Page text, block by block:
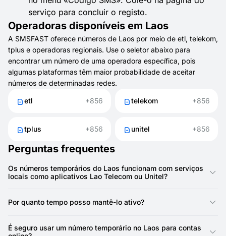
serviço para concluir o registo.
Operadoras disponíveis em Laos
A SMSFAST oferece números de Laos por meio de etl, telekom,
tplus e operadoras regionais. Use o seletor abaixo para
encontrar um número de uma operadora específica, pois
algumas plataformas têm maior probabilidade de aceitar
números de determinadas redes.
etl +856 telekom +856
tplus +856 unitel +856
Perguntas frequentes
Os números temporários do Laos funcionam com serviços
locais como aplicativos Lao Telecom ou Unitel?
SMS, você pode usar um número do Laos do SMSFAST. É
particularmente útil para testar carteiras eletrônicas locais ou
Por quanto tempo posso mantê-lo ativo?
Se você precisar por mais tempo, pode alugá-lo de 1 dia até 1
É seguro usar um número temporário no Laos para contas